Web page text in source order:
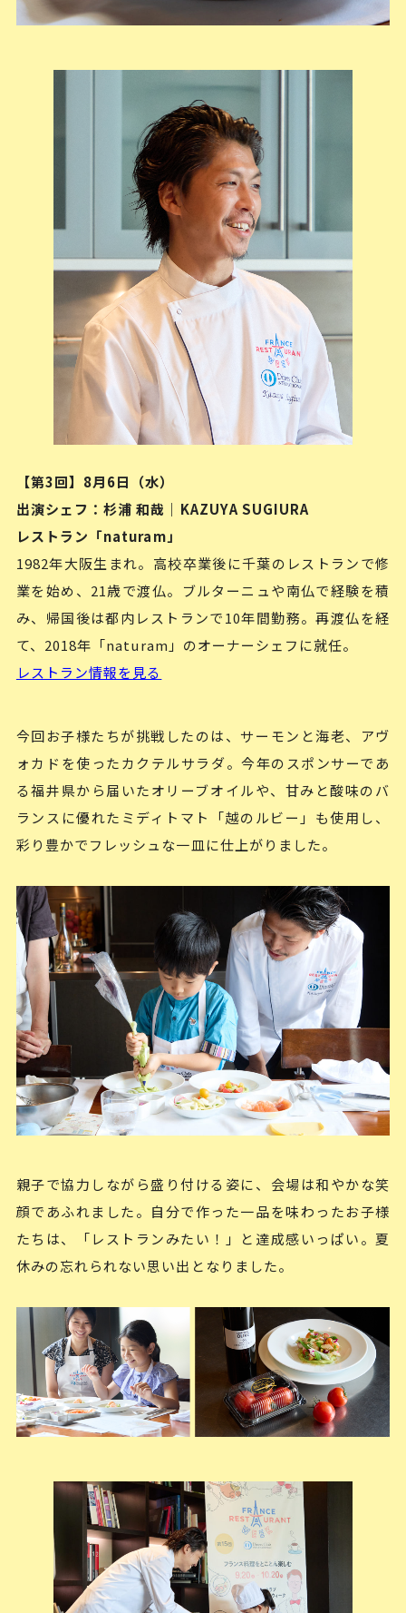
【第3回】8月6日（水）
出演シェフ：杉浦 和哉｜KAZUYA SUGIURA
レストラン「naturam」
1982年大阪生まれ。高校卒業後に千葉のレストランで修
業を始め、21歳で渡仏。ブルターニュや南仏で経験を積
み、帰国後は都内レストランで10年間勤務。再渡仏を経
て、2018年「naturam」のオーナーシェフに就任。
レストラン情報を見る
今回お子様たちが挑戦したのは、サーモンと海老、アヴ
ォカドを使ったカクテルサラダ。今年のスポンサーであ
る福井県から届いたオリーブオイルや、甘みと酸味のバ
ランスに優れたミディトマト「越のルビー」も使用し、
彩り豊かでフレッシュな一皿に仕上がりました。
親子で協力しながら盛り付ける姿に、会場は和やかな笑
顔であふれました。自分で作った一品を味わったお子様
たちは、「レストランみたい！」と達成感いっぱい。夏
休みの忘れられない思い出となりました。